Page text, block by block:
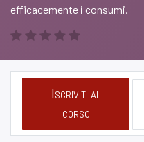
efficacemente i consumi.
Iscriviti al
corso